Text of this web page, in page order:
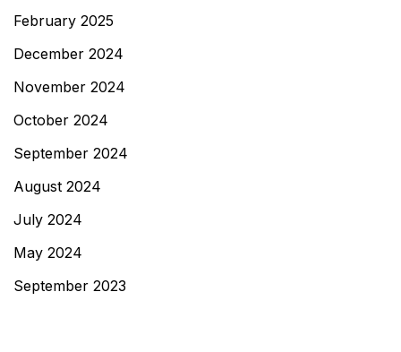
February 2025
December 2024
November 2024
October 2024
September 2024
August 2024
July 2024
May 2024
September 2023